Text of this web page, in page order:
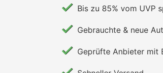
Bis zu 85% vom UVP
Gebrauchte & neue
Geprüfte Anbieter mit